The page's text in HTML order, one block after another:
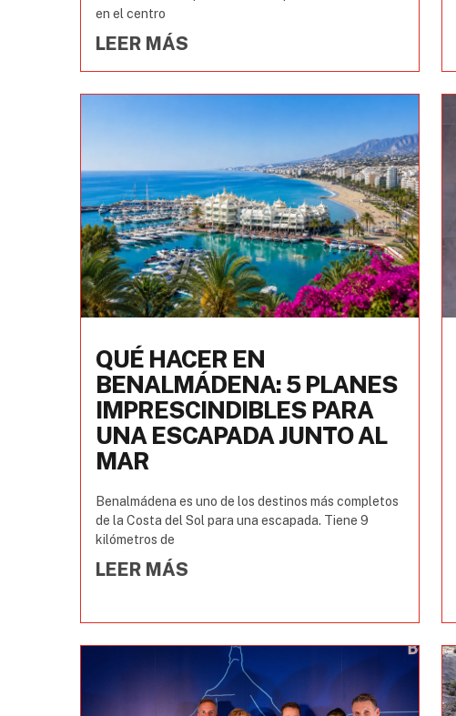
en el centro
LEER MÁS
QUÉ HACER EN
BENALMÁDENA: 5 PLANES
IMPRESCINDIBLES PARA
UNA ESCAPADA JUNTO AL
MAR
Benalmádena es uno de los destinos más completos
de la Costa del Sol para una escapada. Tiene 9
kilómetros de
LEER MÁS